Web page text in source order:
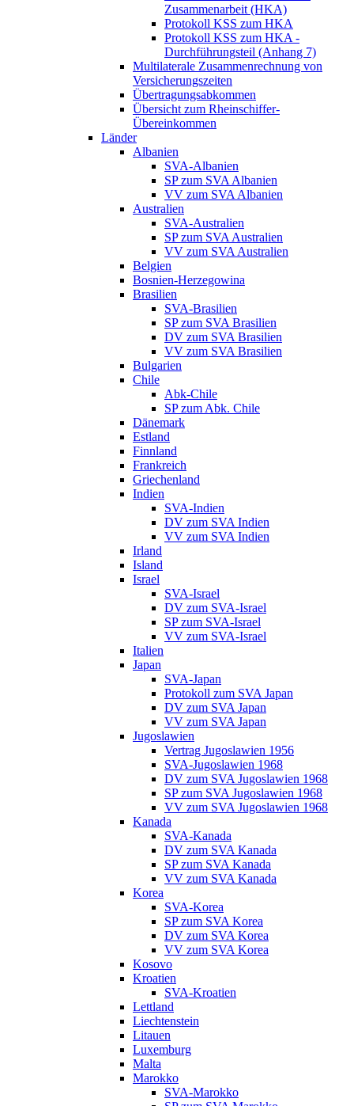
Zusammenarbeit (HKA)
Protokoll KSS zum HKA
Protokoll KSS zum HKA -
Durchführungsteil (Anhang 7)
Multilaterale Zusammenrechnung von
Versicherungszeiten
Übertragungsabkommen
Übersicht zum Rheinschiffer-
Übereinkommen
Länder
Albanien
SVA-Albanien
SP zum SVA Albanien
VV zum SVA Albanien
Australien
SVA-Australien
SP zum SVA Australien
VV zum SVA Australien
Belgien
Bosnien-Herzegowina
Brasilien
SVA-Brasilien
SP zum SVA Brasilien
DV zum SVA Brasilien
VV zum SVA Brasilien
Bulgarien
Chile
Abk-Chile
SP zum Abk. Chile
Dänemark
Estland
Finnland
Frankreich
Griechenland
Indien
SVA-Indien
DV zum SVA Indien
VV zum SVA Indien
Irland
Island
Israel
SVA-Israel
DV zum SVA-Israel
SP zum SVA-Israel
VV zum SVA-Israel
Italien
Japan
SVA-Japan
Protokoll zum SVA Japan
DV zum SVA Japan
VV zum SVA Japan
Jugoslawien
Vertrag Jugoslawien 1956
SVA-Jugoslawien 1968
DV zum SVA Jugoslawien 1968
SP zum SVA Jugoslawien 1968
VV zum SVA Jugoslawien 1968
Kanada
SVA-Kanada
DV zum SVA Kanada
SP zum SVA Kanada
VV zum SVA Kanada
Korea
SVA-Korea
SP zum SVA Korea
DV zum SVA Korea
VV zum SVA Korea
Kosovo
Kroatien
SVA-Kroatien
Lettland
Liechtenstein
Litauen
Luxemburg
Malta
Marokko
SVA-Marokko